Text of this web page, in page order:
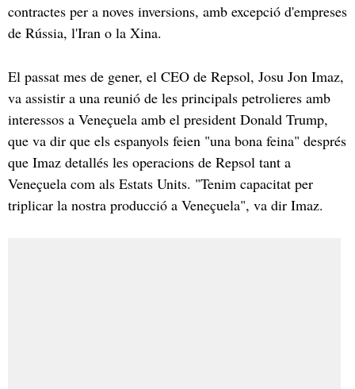
contractes per a noves inversions, amb excepció d'empreses
de Rússia, l'Iran o la Xina.
El passat mes de gener, el CEO de Repsol, Josu Jon Imaz,
va assistir a una reunió de les principals petrolieres amb
interessos a Veneçuela amb el president Donald Trump,
que va dir que els espanyols feien "una bona feina" després
que Imaz detallés les operacions de Repsol tant a
Veneçuela com als Estats Units. "Tenim capacitat per
triplicar la nostra producció a Veneçuela", va dir Imaz.